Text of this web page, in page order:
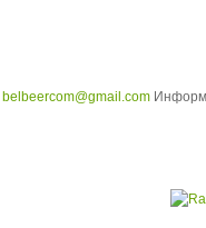
belbeercom@gmail.com